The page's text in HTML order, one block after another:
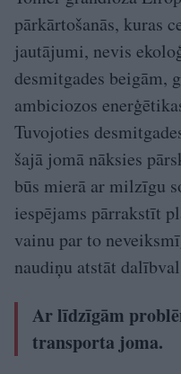
pārkārtošanās, kuras
jautājumi, nevis
desmitgades beigām,
ambiciozos
Tuvojoties
šajā jomā nāksies
būs mierā ar milzīgu
iespējams pārrakstīt
vainu par to
naudiņu atstāt
Ar līdzīgām
transporta joma.